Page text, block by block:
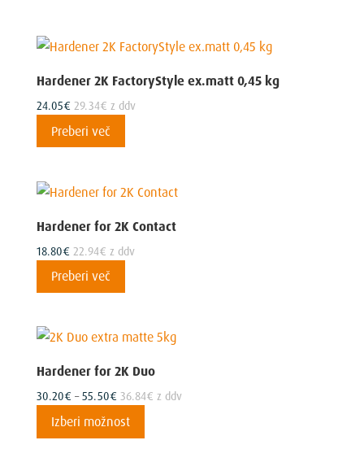
različic.
lahko
Hardener 2K FactoryStyle ex.matt 0,45 kg
24.05€ 29.34€ z ddv
Preberi več
Hardener for 2K Contact
18.80€ 22.94€ z ddv
Preberi več
Hardener for 2K Duo
30.20€ – 55.50€Cenovni
36.84€ z ddv
Izberi možnost
izdelek